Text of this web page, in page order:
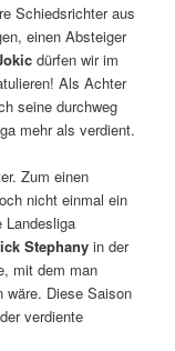
Schiedsrichter aus
einen Absteiger
dürfen wir im
Als Achter
seine durchweg
mehr als verdient.
Zum einen
nicht einmal ein
Landesliga
Stephany in der
mit dem man
wäre. Diese Saison
verdiente